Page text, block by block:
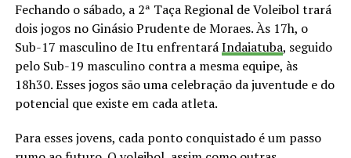
Fechando o sábado, a 2ª Taça Regional de Voleibol trará
dois jogos no Ginásio Prudente de Moraes. Às 17h, o
Sub-17 masculino de Itu enfrentaráIndaiatuba, seguido
pelo Sub-19 masculino contra a mesma equipe, às
18h30. Esses jogos são uma celebração da juventude e do
potencial que existe em cada atleta.
Para esses jovens, cada ponto conquistado é um passo